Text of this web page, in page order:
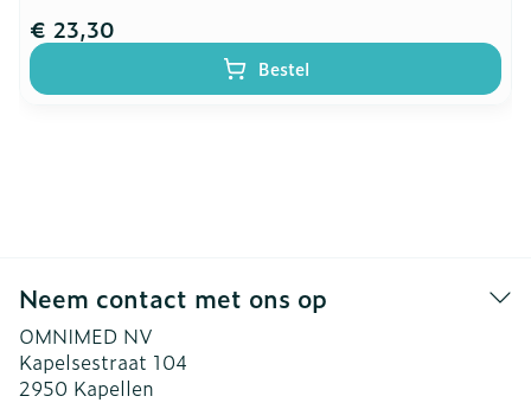
€ 23,30
Bestel
Neem contact met ons op
OMNIMED NV
Kapelsestraat 104
2950 Kapellen